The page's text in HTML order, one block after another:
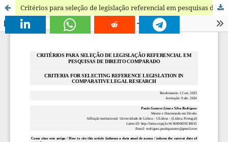
Critérios para seleção de legislação referencial em pesquisas de direito comparado